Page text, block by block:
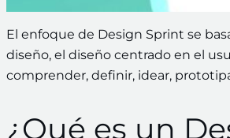
El enfoque de Design Sprint se
diseño, el diseño centrado en el
comprender, definir, idear,
¿Qué es un